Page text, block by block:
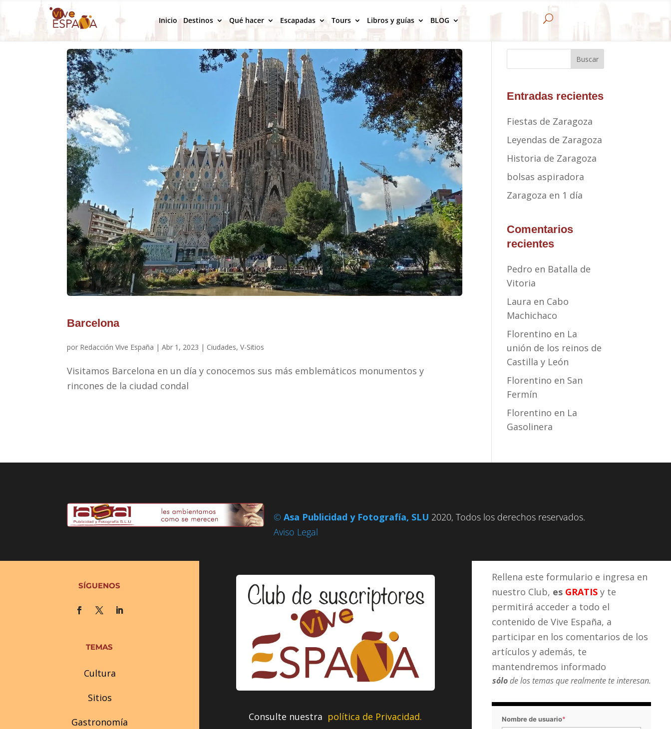
Inicio Destinos Qué hacer Escapadas Tours Libros y guías BLOG U
Barcelona
por Redacción Vive España |Abr 1, 2023 | Ciudades,V-Sitios
Visitamos Barcelona en un día y conocemos sus más emblemáticos monumentos y
rincones de la ciudad condal
Buscar
Entradas recientes
Fiestas de Zaragoza
Leyendas de Zaragoza
Historia de Zaragoza
bolsas aspiradora
Zaragoza en 1 día
Comentarios
recientes
Pedro en Batalla de
Vitoria
Laura en Cabo
Machichaco
Florentino en La
unión de los reinos de
Castilla y León
Florentino en San
Fermín
Florentino en La
Gasolinera
©Asa Publicidad y Fotografía, SLU 2020, Todos los derechos reservados.
Aviso Legal
SÍGUENOS
TEMAS
Cultura
Sitios
Gastronomía Consulte nuestra política de Privacidad.
Rellena este formulario e ingresa en
nuestro Club, es GRATIS y te
permitirá acceder a todo el
contenido de Vive España, a
participar en los comentarios de los
artículos y además, te
mantendremos informado
sólode los temas que realmente te interesan.
Nombre de usuario*